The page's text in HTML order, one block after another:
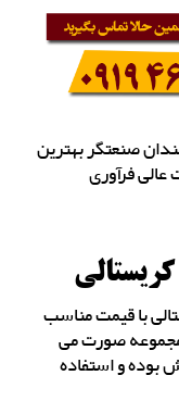
صنعتگر بهترین
عالی فرآوری
با قیمت مناسب
مجموعه صورت می
بوده و استفاده